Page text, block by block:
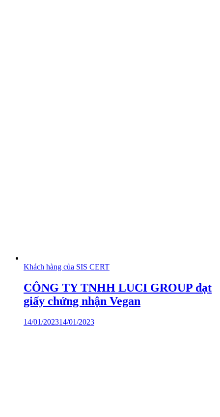
Khách hàng của SIS CERT
CÔNG TY TNHH LUCI GROUP đạt
giấy chứng nhận Vegan
14/01/202314/01/2023